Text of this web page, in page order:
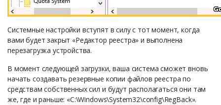
Системные настройки вступят в силу с тот момент, когда
вами будет закрыт «Редактор реестра» и выполнена
перезагрузка устройства.
В момент следующей загрузки, ваша система сможет вновь
начать создавать резервные копии файлов реестра по
средствам собственных сил и будут располагаться они там
же, где и раньше: «C:\Windows\System32\config\RegBack».